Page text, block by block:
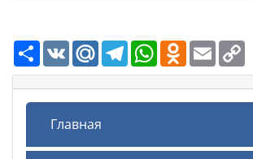
РесурсVK Mail.Ru TelegramWhatsAppOdnoklassniki
Email
Главная